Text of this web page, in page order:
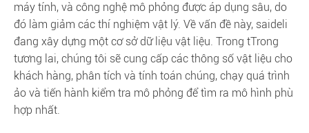
máy tính, và công nghệ mô phỏng được áp dụng sâu, do
đó làm giảm các thí nghiệm vật lý. Về vấn đề này, saideli
đang xây dựng một cơ sở dữ liệu vật liệu. Trong tTrong
tương lai, chúng tôi sẽ cung cấp các thông số vật liệu cho
khách hàng, phân tích và tính toán chúng, chạy quá trình
ảo và tiến hành kiểm tra mô phỏng để tìm ra mô hình phù
hợp nhất.